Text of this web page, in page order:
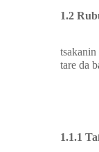
1.2
tsakanin
tare da
1.1.1 Ta